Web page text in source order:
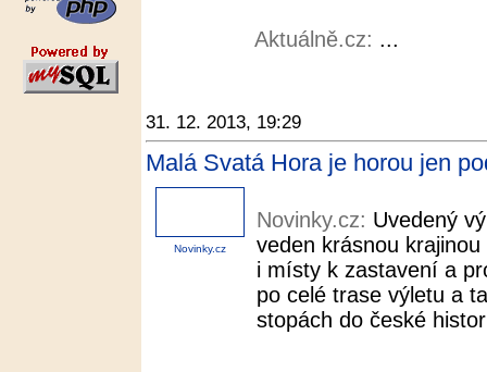
Aktuálně.cz: ...
31. 12. 2013, 19:29
Malá Svatá Hora je horou jen
Novinky.cz
Novinky.cz: Uvedený
veden krásnou
i místy k zastavení a
po celé trase výletu a
stopách do české